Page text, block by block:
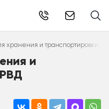
хранения и транспортировки
и